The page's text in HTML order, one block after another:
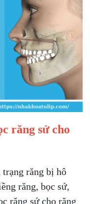
răng sứ cho
trạng răng bị hô
răng, bọc sứ,
răng sứ cho răng